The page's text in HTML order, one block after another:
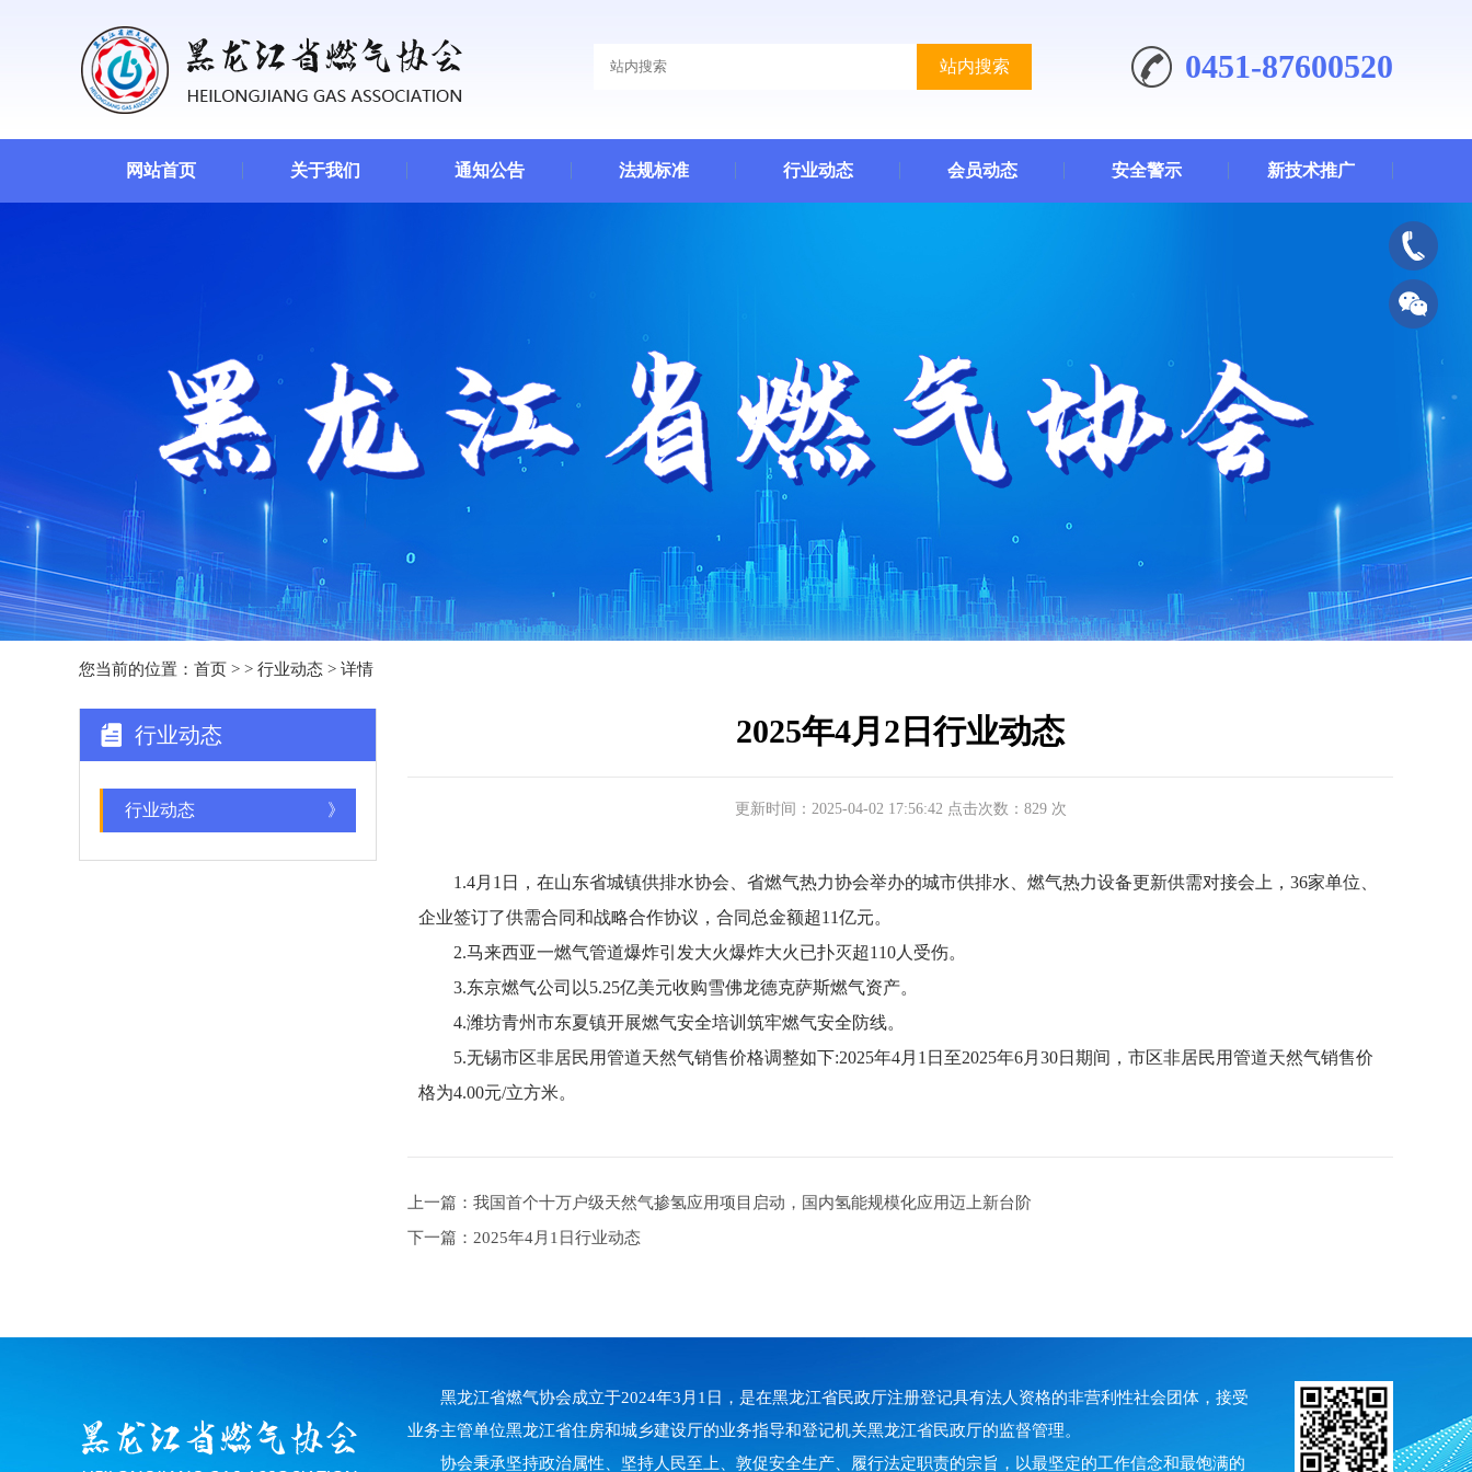
站内搜索 0451-87600520
网站首页 关于我们 通知公告 法规标准 行业动态 会员动态 安全警示 新技术推广
您当前的位置： 首页 > > 行业动态 > 详情
行业动态
行业动态 》
2025年4月2日行业动态
更新时间：2025-04-02 17:56:42 点击次数：829 次
1.4月1日，在山东省城镇供排水协会、省燃气热力协会举办的城市供排水、燃气热力设备更新供需对接会上，36家单位、
企业签订了供需合同和战略合作协议，合同总金额超11亿元。
2.马来西亚一燃气管道爆炸引发大火爆炸大火已扑灭超110人受伤。
3.东京燃气公司以5.25亿美元收购雪佛龙德克萨斯燃气资产。
4.潍坊青州市东夏镇开展燃气安全培训筑牢燃气安全防线。
5.无锡市区非居民用管道天然气销售价格调整如下:2025年4月1日至2025年6月30日期间，市区非居民用管道天然气销售价
格为4.00元/立方米。
上一篇：我国首个十万户级天然气掺氢应用项目启动，国内氢能规模化应用迈上新台阶
下一篇：2025年4月1日行业动态
黑龙江省燃气协会成立于2024年3月1日，是在黑龙江省民政厅注册登记具有法人资格的非营利性社会团体，接受
业务主管单位黑龙江省住房和城乡建设厅的业务指导和登记机关黑龙江省民政厅的监督管理。
协会秉承坚持政治属性、坚持人民至上、敦促安全生产、履行法定职责的宗旨，以最坚定的工作信念和最饱满的